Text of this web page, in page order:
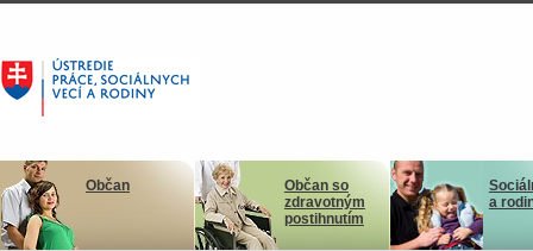
Občan
Občan so
zdravotným
postihnutím
a